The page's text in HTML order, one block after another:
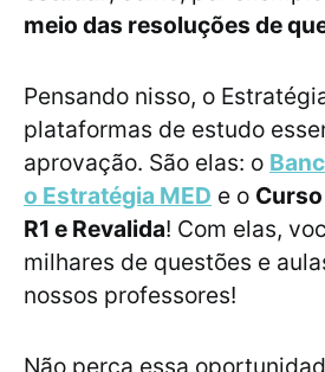
meio das resoluções de
Pensando nisso, o
plataformas de estudo
aprovação. São elas: o
o Estratégia MED e o
R1 e Revalida! Com elas,
milhares de questões e
nossos professores!
Não perca essa